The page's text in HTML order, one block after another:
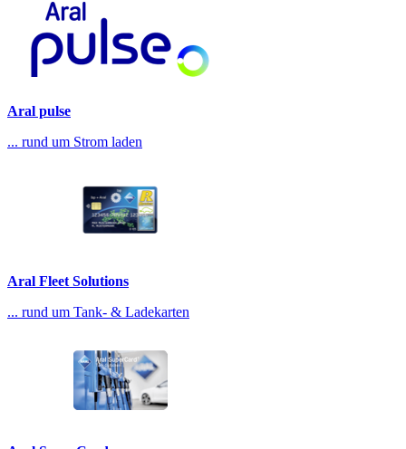
Aral pulse
... rund um Strom laden
Aral Fleet Solutions
... rund um Tank- & Ladekarten